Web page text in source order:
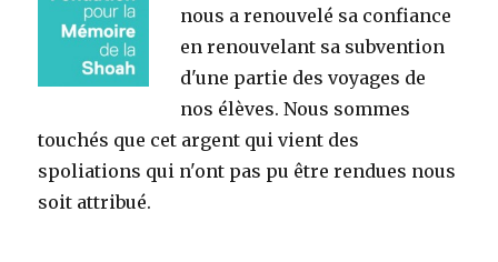
nous a renouvelé sa confiance
en renouvelant sa subvention
d'une partie des voyages de
nos élèves. Nous sommes
touchés que cet argent qui vient des
spoliations qui n'ont pas pu être rendues nous
soit attribué.